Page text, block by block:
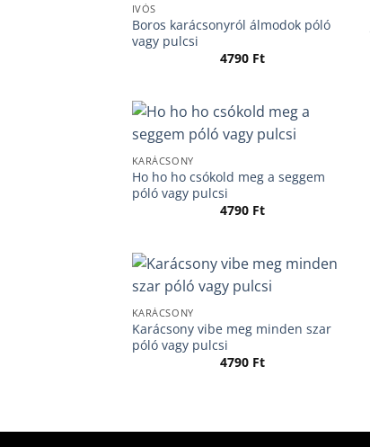
IVÓS
Boros karácsonyról álmodok póló
vagy pulcsi
4790 Ft
KARÁCSONY
Ho ho ho csókold meg a seggem
póló vagy pulcsi
4790 Ft
KARÁCSONY
Karácsony vibe meg minden szar
póló vagy pulcsi
4790 Ft